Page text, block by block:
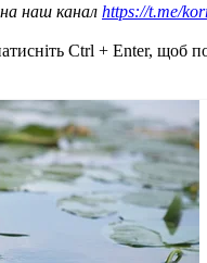
наш канал https://t.me/
Ctrl + Enter, щоб